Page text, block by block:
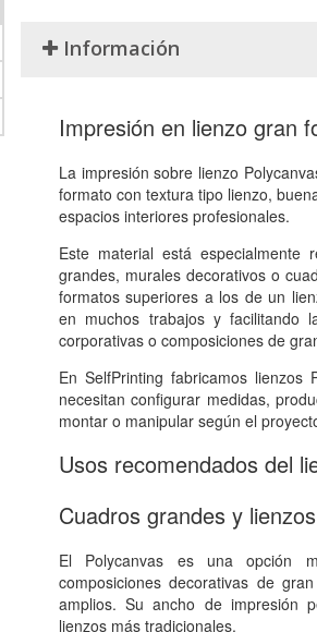
Información
Impresión en lienzo gran
La impresión sobre lienzo
formato con textura tipo lienzo,
espacios interiores profesionales.
Este material está especialmente
grandes, murales decorativos o
formatos superiores a los de un
en muchos trabajos y facilitando
corporativas o composiciones de
En SelfPrinting fabricamos lienzos
necesitan configurar medidas,
montar o manipular según el
Usos recomendados del
Cuadros grandes y
El Polycanvas es una opción
composiciones decorativas de
amplios. Su ancho de impresión
lienzos más tradicionales.